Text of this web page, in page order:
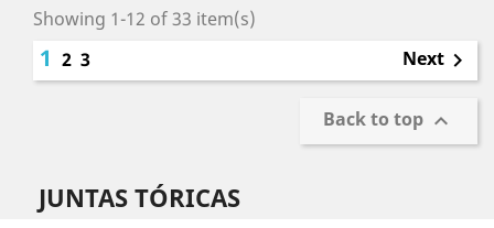
Showing 1-12 of 33 item(s)
1 2 3 Next 
Back to top 
JUNTAS TÓRICAS